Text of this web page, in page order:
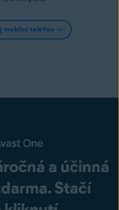
mobilní telefon
a účinná
Stačí